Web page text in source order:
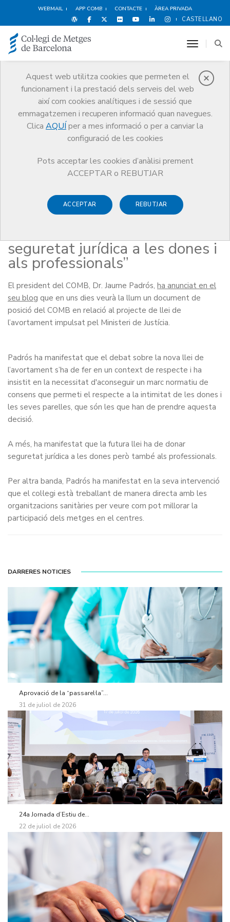
WEBMAIL APP COMB CONTACTE ÀREA PRIVADA
CASTELLANO
Aquest web utilitza cookies que permeten el
funcionament i la prestació dels serveis del web
així com cookies analítiques i de sessió que
emmagatzemen i recuperen informació quan navegues.
Clica AQUÍ per a mes informació o per a canviar la
configuració de les cookies
Pots acceptar les cookies d’anàlisi prement
ACCEPTAR o REBUTJAR
ACCEPTAR REBUTJAR
toggle
Notícies
Comunicació
Notícies
Padrós: “La futura llei de l’avortament ha de donar seguretat jurídica a
les dones i als professionals”
10 DE JULIOL DE 2014
Padrós: “La futura llei de
l’avortament ha de donar
seguretat jurídica a les dones i
als professionals”
El president del COMB, Dr. Jaume Padrós, ha anunciat en el
seu blog que en uns dies veurà la llum un document de
posició del COMB en relació al projecte de llei de
l’avortament impulsat pel Ministeri de Justícia.
Padrós ha manifestat que el debat sobre la nova llei de
l’avortament s’ha de fer en un context de respecte i ha
insistit en la necessitat d'aconseguir un marc normatiu de
consens que permeti el respecte a la intimitat de les dones i
les seves parelles, que són les que han de prendre aquesta
decisió.
A més, ha manifestat que la futura llei ha de donar
seguretat jurídica a les dones però també als professionals.
Per altra banda, Padrós ha manifestat en la seva intervenció
que el col·legi està treballant de manera directa amb les
organitzacions sanitàries per veure com pot millorar la
participació dels metges en el centres.
DARRERES NOTICIES
Aprovació de la “passarel·la”...
31 de juliol de 2026
24a Jornada d’Estiu de...
22 de juliol de 2026